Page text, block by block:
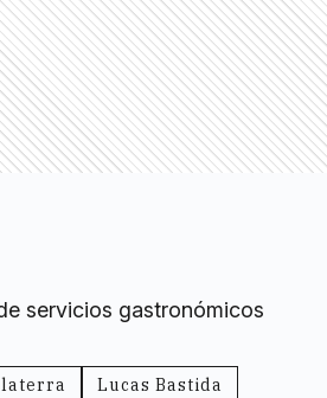
servicios gastronómicos
Lucas Bastida